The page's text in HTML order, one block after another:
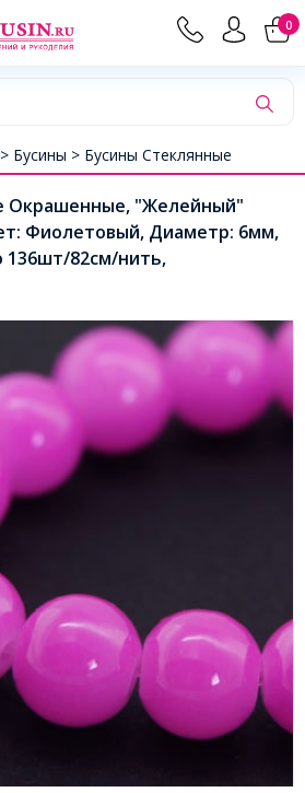
0
Бусины > Бусины Стеклянные
Окрашенные, "Желейный"
Фиолетовый, Диаметр: 6мм,
136шт/82см/нить,